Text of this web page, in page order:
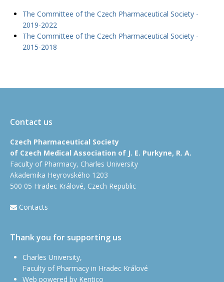
The Committee of the Czech Pharmaceutical Society -
2019-2022
The Committee of the Czech Pharmaceutical Society -
2015-2018
Contact us
Czech Pharmaceutical Society
of Czech Medical Association of J. E. Purkyne, R. A.
Faculty of Pharmacy, Charles University
Akademika Heyrovského 1203
500 05 Hradec Králové, Czech Republic
Contacts
Thank you for supporting us
Charles University,
Faculty of Pharmacy in Hradec Králové
Web powered by Kentico